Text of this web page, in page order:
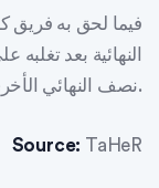
فيما لحق به فريق
نصف النهائي الأخرى التي أقيمت مساء أمس الأربعاء.
Source: TaHeR